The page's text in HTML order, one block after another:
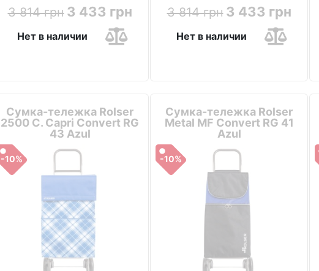
3 814 грн 3 433 грн
Нет в наличии
3 814 грн 3 433 грн
Нет в наличии
Сумка-тележка Rolser
2500 C. Capri Convert RG
43 Azul
-10%
Сумка-тележка Rolser
Metal MF Convert RG 41
Azul
-10%